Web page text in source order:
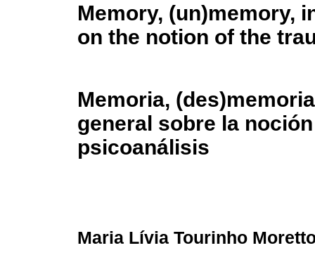
Memory, (un)memory,
on the notion of the
Memoria,
general sobre la
psicoanálisis
Maria Lívia Tourinho